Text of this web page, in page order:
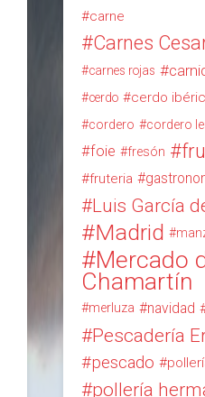
carne
Carnes
carnes rojas
cerdo cerdo
cordero cordero
foie fresón
fruteria
Luis García
Madrid
Mercado
Chamartín
merluza navidad
Pescadería
pescado
pollería